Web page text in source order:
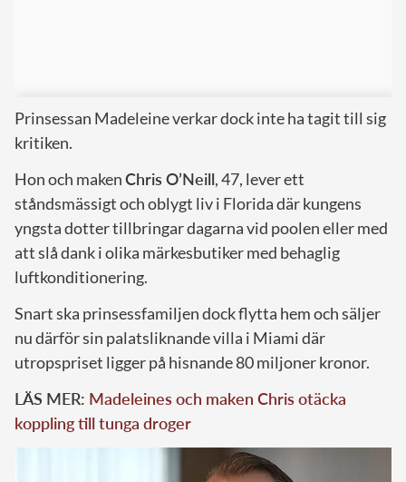
Prinsessan Madeleine verkar dock inte ha tagit till sig
kritiken.
Hon och makenChris O’Neill, 47, lever ett
ståndsmässigt och oblygt liv i Florida där kungens
yngsta dotter tillbringar dagarna vid poolen eller med
att slå dank i olika märkesbutiker med behaglig
luftkonditionering.
Snart ska prinsessfamiljen dock flytta hem och säljer
nu därför sin palatsliknande villa i Miami där
utropspriset ligger på hisnande 80 miljoner kronor.
LÄS MER: Madeleines och maken Chris otäcka
koppling till tunga droger